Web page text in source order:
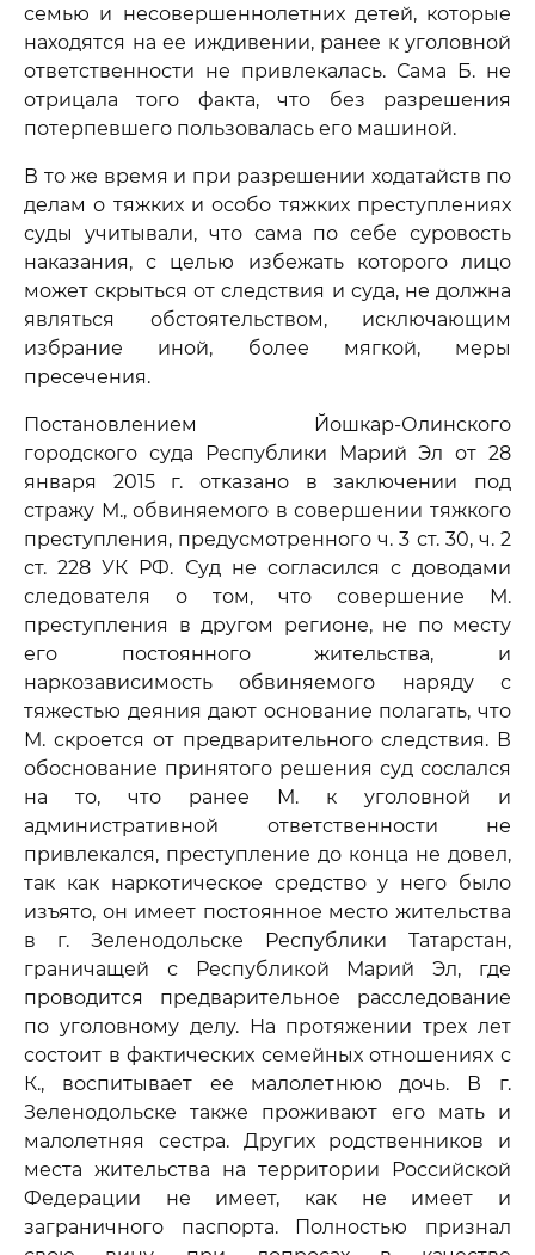
семью и несовершеннолетних детей, которые
находятся на ее иждивении, ранее к уголовной
ответственности не привлекалась. Сама Б. не
отрицала того факта, что без разрешения
потерпевшего пользовалась его машиной.
В то же время и при разрешении ходатайств по
делам о тяжких и особо тяжких преступлениях
суды учитывали, что сама по себе суровость
наказания, с целью избежать которого лицо
может скрыться от следствия и суда, не должна
являться обстоятельством, исключающим
избрание иной, более мягкой, меры
пресечения.
Постановлением Йошкар-Олинского
городского суда Республики Марий Эл от 28
января 2015 г. отказано в заключении под
стражу М., обвиняемого в совершении тяжкого
преступления, предусмотренного ч. 3 ст. 30, ч. 2
ст. 228 УК РФ. Суд не согласился с доводами
следователя о том, что совершение М.
преступления в другом регионе, не по месту
его постоянного жительства, и
наркозависимость обвиняемого наряду с
тяжестью деяния дают основание полагать, что
М. скроется от предварительного следствия. В
обоснование принятого решения суд сослался
на то, что ранее М. к уголовной и
административной ответственности не
привлекался, преступление до конца не довел,
так как наркотическое средство у него было
изъято, он имеет постоянное место жительства
в г. Зеленодольске Республики Татарстан,
граничащей с Республикой Марий Эл, где
проводится предварительное расследование
по уголовному делу. На протяжении трех лет
состоит в фактических семейных отношениях с
К., воспитывает ее малолетнюю дочь. В г.
Зеленодольске также проживают его мать и
малолетняя сестра. Других родственников и
места жительства на территории Российской
Федерации не имеет, как не имеет и
заграничного паспорта. Полностью признал